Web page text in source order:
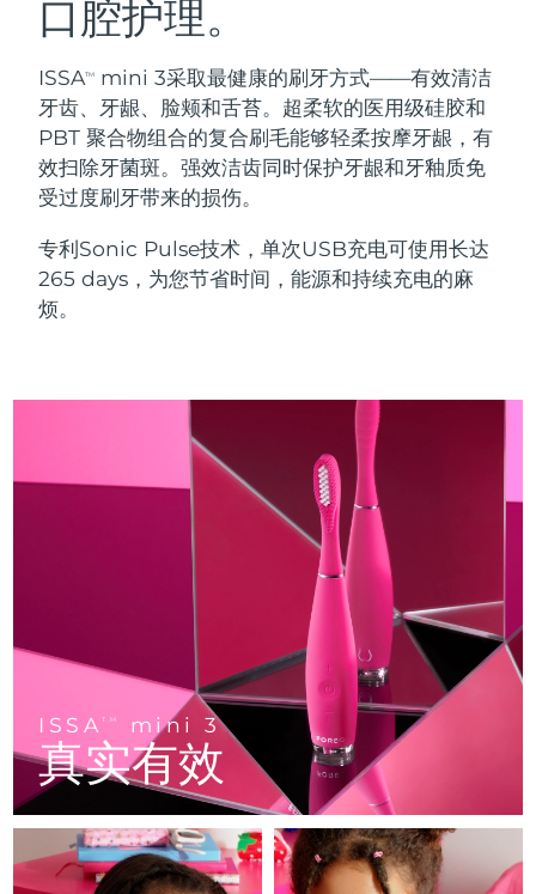
口腔护理。
ISSATM
mini 3采取最健康的刷牙方式——有效清洁
牙齿、牙龈、脸颊和舌苔。超柔软的医用级硅胶和
PBT 聚合物组合的复合刷毛能够轻柔按摩牙龈，有
效扫除牙菌斑。强效洁齿同时保护牙龈和牙釉质免
受过度刷牙带来的损伤。
专利Sonic Pulse技术，单次USB充电可使用长达
265 days，为您节省时间，能源和持续充电的麻
烦。
ISSATM mini 3
真实有效
LUNA™ 4 套装
Anti-aging massage
Massage, LED heating
LUNA™ 4 mini
For young skin, T-zone
For travel or gym bag
LUNA™ 护肤
Premium cleansers & balm
LUNA™ 设备
All facial cleansing devices
BEAR™ 2 套装
Microcurrent toning
Microcurrent toning on-the-go
面部提拉护理
Premium anti-aging skincare
All premium facelift devices
补水保湿
UFO™ 3 套装
Deep facial hydration
device
UFO™ 3 mini
Red light therapy device for young skin
UFO™ 3 go
Portable red light therapy
面膜
Rejuvenation & hydration
UFO™ 设备
All deep facial hydration devices
issa™ 4
Hybrid silicone sonic toothbrush
Smart hybrid silicone sonic toothbrush
issa™ 4 smile
Hybrid silicone sonic toothbrush
issa™ 4 baby
For ages 0-3
issa™ Teeth Whitening Set
Dual LED + sonic device & 18% PAP gel
ISSA™ 设备
All silicone sonic toothbrushes
FAQ™ 抗老护理
FAQ™ 101
Clinical anti-aging
Advanced clinical anti-aging
FAQ™ 103
Luxurious clinical anti-aging set
FAQ™ P1 Primer
Manuka honey primer
LED治疗
FAQ™ 201
LED mask
LED mask
FAQ™ 211
Anti-aging neck & décolleté LED mask
FAQ™ 221
Anti-aging LED hand mask
FAQ™ 301
LED hair strengthening scalp massager
FAQ™ Scalp Serum
Scalp recovery probiotic serum
FAQ™护肤品
All FAQ™ skincare
肌肤年轻化
NEW
FAQ™ 501
Full-Spectrum Red Light Therapy
FAQ™ 502
Full-Spectrum Red Light Therapy
FAQ™ Red Light Serum
专业治疗
巴林
比利时 预计送达日期 11/08/2026
百慕大 预计送达日期17/08/2026
波斯尼亚和黑塞哥维那 预计送达日期14/08/2026
文莱
保加利亚 预计送达日期11/08/2026
智利 预计送达日期15/08/2026
预计送达日期
预计送达日期
预计送达日期
预计送达日期12/08/2026
预计送达日期 11/08/2026
丹麦 预计送达日期
爱沙尼亚 预计送达日期
芬兰 预计送达日期11/08/2026